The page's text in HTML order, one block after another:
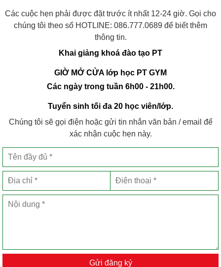
Các cuộc hẹn phải được đặt trước ít nhất 12-24 giờ. Gọi cho
chúng tôi theo số HOTLINE: 086.777.0689 để biết thêm
thông tin.
Khai giảng khoá đào tạo PT
GIỜ MỞ CỬA lớp học PT GYM
Các ngày trong tuần 6h00 - 21h00.
Tuyển sinh tối đa 20 học viên/lớp.
Chúng tôi sẽ gọi điện hoặc gửi tin nhắn văn bản / email để
xác nhận cuộc hẹn này.
Gửi đăng ký